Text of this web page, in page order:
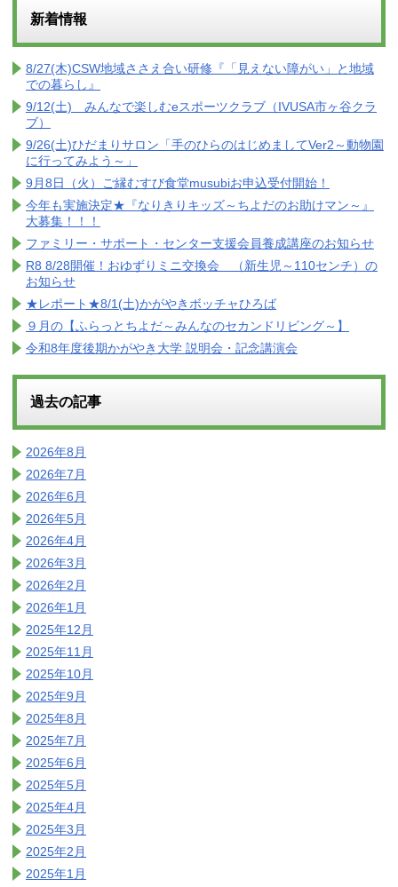
新着情報
8/27(木)CSW地域ささえ合い研修『「見えない障がい」と地域
での暮らし』
9/12(土) みんなで楽しむeスポーツクラブ（IVUSA市ヶ谷クラ
ブ）
9/26(土)ひだまりサロン「手のひらのはじめましてVer2～動物園
に行ってみよう～」
9月8日（火）ご縁むすび食堂musubiお申込受付開始！
今年も実施決定★『なりきりキッズ～ちよだのお助けマン～』
大募集！！！
ファミリー・サポート・センター支援会員養成講座のお知らせ
R8 8/28開催！おゆずりミニ交換会 （新生児～110センチ）の
お知らせ
★レポート★8/1(土)かがやきボッチャひろば
９月の【ふらっとちよだ～みんなのセカンドリビング～】
令和8年度後期かがやき大学 説明会・記念講演会
過去の記事
2026年8月
2026年7月
2026年6月
2026年5月
2026年4月
2026年3月
2026年2月
2026年1月
2025年12月
2025年11月
2025年10月
2025年9月
2025年8月
2025年7月
2025年6月
2025年5月
2025年4月
2025年3月
2025年2月
2025年1月